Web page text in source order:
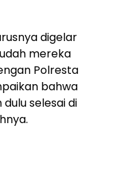
digelar
mereka
Polresta
bahwa
selesai di